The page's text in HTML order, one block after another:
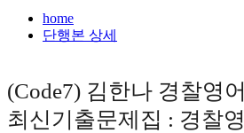
home
단행본 상세
(Code7) 김한나 경찰영어
최신기출문제집 : 경찰영